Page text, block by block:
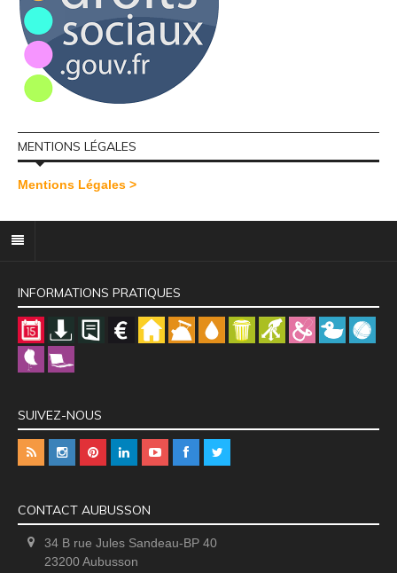
MENTIONS LÉGALES
Mentions Légales >
INFORMATIONS PRATIQUES
SUIVEZ-NOUS
CONTACT AUBUSSON
34 B rue Jules Sandeau-BP 40
23200 Aubusson